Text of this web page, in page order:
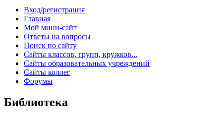
Вход/регистрация
Главная
Мой мини-сайт
Ответы на вопросы
Поиск по сайту
Сайты классов, групп, кружков...
Сайты образовательных учреждений
Сайты коллег
Форумы
Библиотека